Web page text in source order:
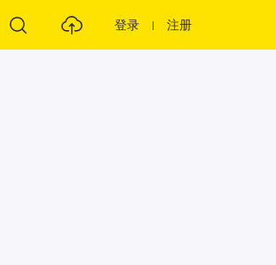
登录 注册